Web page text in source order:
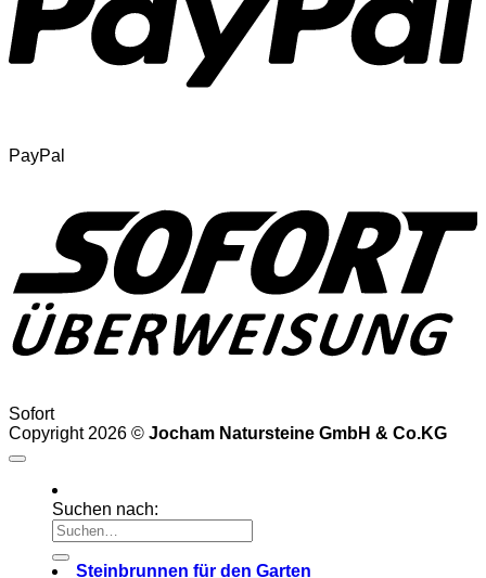
PayPal
Sofort
Copyright 2026 © Jocham Natursteine GmbH & Co.KG
Suchen nach:
Steinbrunnen für den Garten